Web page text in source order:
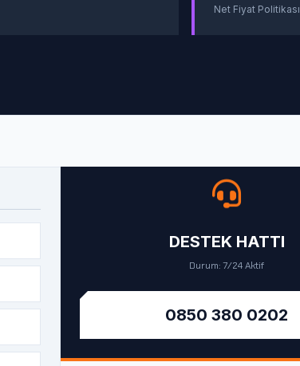
Net Fiyat Politikası
DESTEK HATTI
Durum: 7/24 Aktif
0850 380 0202